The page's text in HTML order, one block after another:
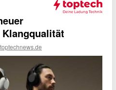
toptechnews.de